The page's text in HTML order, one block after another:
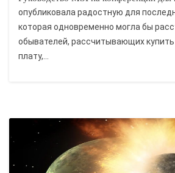
опубликовала радостную для
которая одновременно могла бы
обывателей, рассчитывающих
плату,...